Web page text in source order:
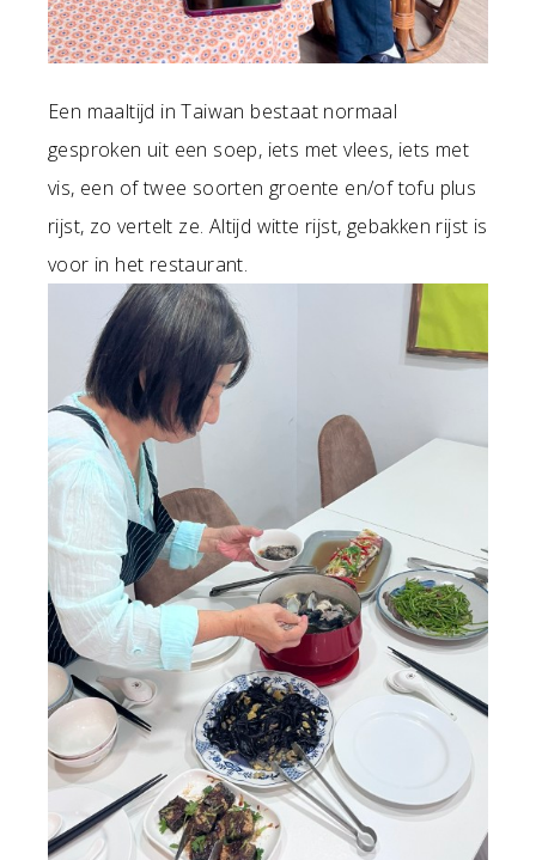
Een maaltijd in Taiwan bestaat normaal
gesproken uit een soep, iets met vlees, iets met
vis, een of twee soorten groente en/of tofu plus
rijst, zo vertelt ze. Altijd witte rijst, gebakken rijst is
voor in het restaurant.